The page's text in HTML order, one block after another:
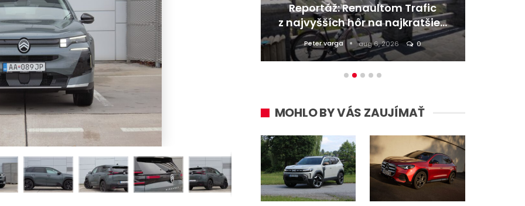
G 150
útok
2026 0
Reportáž: Renaultom Trafic
z najvyšších hôr na najkratšie…
Peter varga
Nový Mercedes-Benz GLA mieša
gény bestselleru s elektrinou
Majo Bona júl 31, 2026
MOHLO BY VÁS ZAUJÍMAŤ